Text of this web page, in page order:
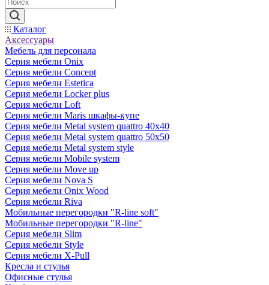
Каталог
Аксессуары
Мебель для персонала
Серия мебели Onix
Серия мебели Concept
Серия мебели Estetica
Серия мебели Locker plus
Серия мебели Loft
Серия мебели Maris шкафы-купе
Серия мебели Metal system quattro 40x40
Серия мебели Metal system quattro 50x50
Серия мебели Metal system style
Серия мебели Mobile system
Серия мебели Move up
Серия мебели Nova S
Серия мебели Onix Wood
Серия мебели Riva
Мобильные перегородки "R-line soft"
Мобильные перегородки "R-line"
Серия мебели Slim
Серия мебели Style
Серия мебели X-Pull
Кресла и стулья
Офисные стулья